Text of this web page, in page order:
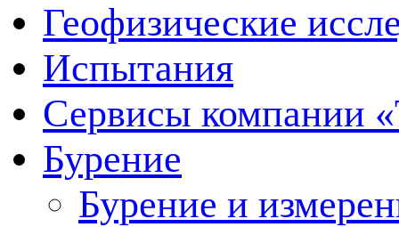
Геофизические
Испытания
Сервисы компании
Бурение
Бурение и